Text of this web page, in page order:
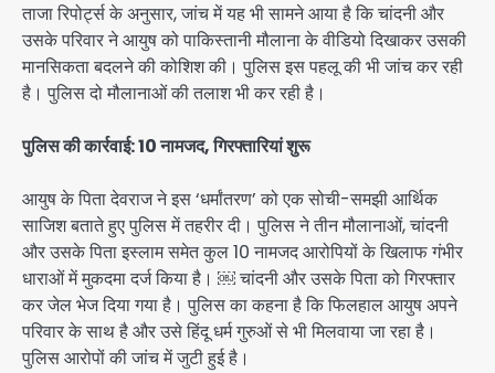
ताजा रिपोर्ट्स के अनुसार, जांच में यह भी सामने आया है कि चांदनी और
उसके परिवार ने आयुष को पाकिस्तानी मौलाना के वीडियो दिखाकर उसकी
मानसिकता बदलने की कोशिश की। पुलिस इस पहलू की भी जांच कर रही
है। पुलिस दो मौलानाओं की तलाश भी कर रही है।
पुलिस की कार्रवाई: 10 नामजद, गिरफ्तारियां शुरू
आयुष के पिता देवराज ने इस ‘धर्मांतरण’ को एक सोची-समझी आर्थिक
साजिश बताते हुए पुलिस में तहरीर दी। पुलिस ने तीन मौलानाओं, चांदनी
और उसके पिता इस्लाम समेत कुल 10 नामजद आरोपियों के खिलाफ गंभीर
धाराओं में मुकदमा दर्ज किया है। ￼ चांदनी और उसके पिता को गिरफ्तार
कर जेल भेज दिया गया है। पुलिस का कहना है कि फिलहाल आयुष अपने
परिवार के साथ है और उसे हिंदू धर्म गुरुओं से भी मिलवाया जा रहा है।
पुलिस आरोपों की जांच में जुटी हुई है।